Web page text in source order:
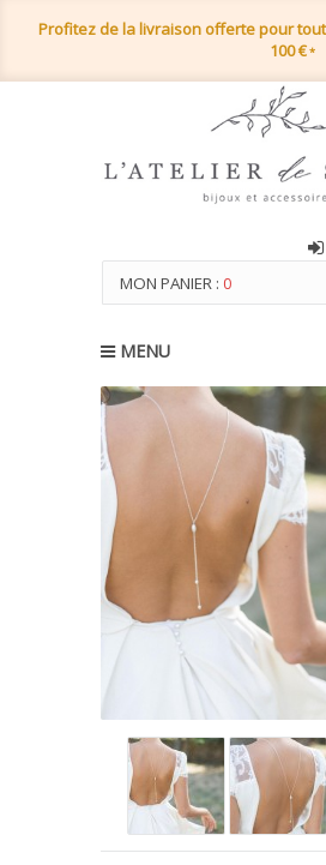
Profitez de la livraison offerte pour
100 €*
MON PANIER : 0
MENU